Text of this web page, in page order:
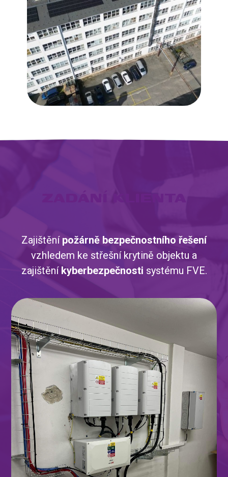
Zajištění požárně bezpečnostního řešení
vzhledem ke střešní krytině objektu a
zajištění kyberbezpečnosti systému FVE.